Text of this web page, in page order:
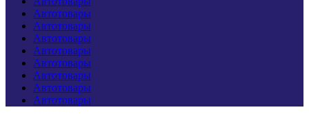
Автотовары
Автотовары
Автотовары
Автотовары
Автотовары
Автотовары
Автотовары
Автотовары